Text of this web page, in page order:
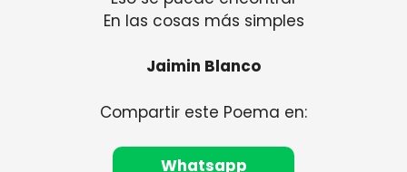
En las cosas más simples
Jaimin Blanco
Compartir este Poema en:
Whatsapp